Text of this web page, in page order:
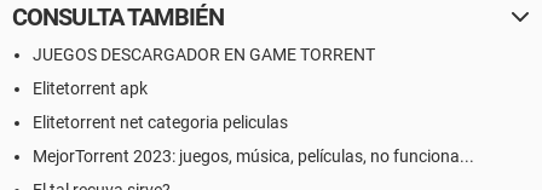
CONSULTA TAMBIÉN
JUEGOS DESCARGADOR EN GAME TORRENT
Elitetorrent apk
Elitetorrent net categoria peliculas
MejorTorrent 2023: juegos, música, películas, no funciona...